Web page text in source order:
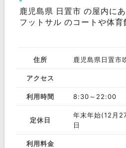
鹿児島県 日置市 の屋内に
フットサル のコートや体育
住所 鹿児島県日置市
アクセス
利用時間 8:30～22:00
定休日
年末年始(12月
日
利用料金